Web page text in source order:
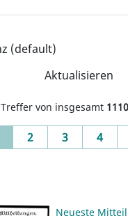
Aktualisieren
Treffer von insgesamt
(current)
2 3 4
Neueste